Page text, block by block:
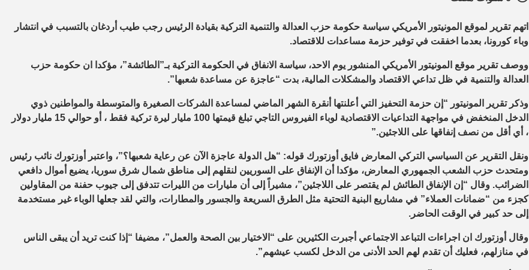
اتهم تقرير لموقع المونيتور الأمريكي سياسة حكومة حزب العدالة والتنمية التركية بقيادة الرئيس رجب طيب أردغان بالتسبب في انتشار
وباء كورونا، بعدما اخفقت في توفير حزمة مساعدات للاقتصاد.
ووصف تقرير موقع المونيتور الأمريكي المنشور يوم الاحد، سياسة الانفاق في الحكومة التركية بـ”الطائشة”، مؤكدا ان حكومة حزب
العدالة والتنمية في ظل تداعي الاقتصاد والمشكلات المالية، بدت “عاجزة عن مساعدة شعبها”.
وذكر تقرير المونيتور “إن حزمة التحفيز التي أعلنتها أنقرة الشهر الماضي لمساعدة الشركات الصغيرة والمتوسطة والمواطنين ذوي
الدخل المنخفض في مواجهة التداعيات الاقتصادية لوباء الفيروس التاجي تبلغ قيمتها 100 مليار ليرة تركية فقط ، أو حوالي 15 مليار دولار
، أي أقل من نصف إنفاقها على اللاجئين.”
ونقل التقرير عن السياسي التركي المعارض فايق أوزتورك قوله: “هل الدولة عاجزة الآن عن رعاية شعبها؟”، واعتبر أوزتورك نائب رئيس
ومتحدث حزب الشعب الجمهوري المعارض، مؤكدا أن الإنفاق على السوريين لنقلهم إلى مناطق شمال شرق سوريا، يضيع أموال دافعي
الضرائب. وقال “إن الإنفاق الطائش لم يقتصر على اللاجئين”، مشيراً إلى أن مليارات من الليرات تتدفق إلى جيوب حفنة من المقاولين
كجزء من “ضمانات العملاء” في مشاريع البنية التحتية مثل الطرق السريعة والجسور والمطارات، والتي لقد جعلها الوباء غير مستخدمة
إلى حد كبير في الوقت الحاضر.
وقال أوزتورك ان اجراءات التباعد الاجتماعي أجبرت الكثيرين على “الاختيار بين الصحة والعمل”، مضيفا “إذا كنت تريد أن يبقى الناس
في منازلهم، فعليك أن تقدم لهم الحد الأدنى من الدخل لكسب عيشهم”.